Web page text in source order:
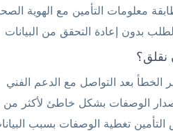
معلومات التأمين مع الهوية
بدون إعادة التحقق من البيانات
الخطأ بعد التواصل مع الدعم الفني
الوصفات بشكل خاطئ لأكثر من
التأمين تغطية الوصفات بسبب